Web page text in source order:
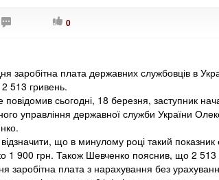
0
заробітна плата державних службовців в
513 гривень.
повідомив сьогодні, 18 березня, заступник
управління державної служби України
що в минулому році такий показник
1 900 грн. Також Шевченко пояснив, що 2 513
заробітна плата з нарахування без